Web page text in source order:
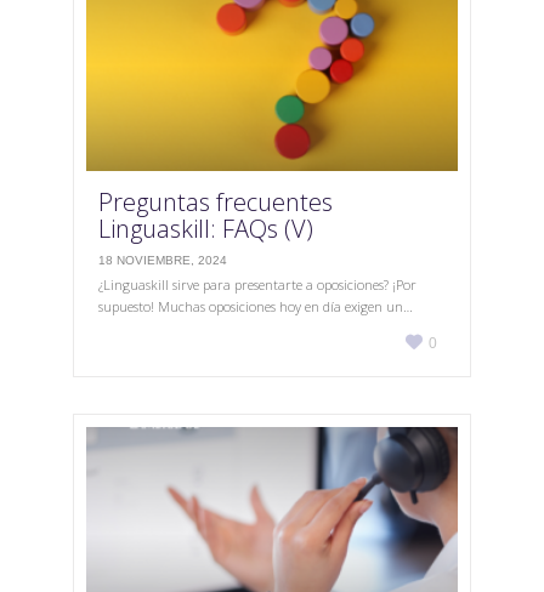
Preguntas frecuentes
Linguaskill: FAQs (V)
18 NOVIEMBRE, 2024
¿Linguaskill sirve para presentarte a oposiciones? ¡Por
supuesto! Muchas oposiciones hoy en día exigen un…
Love
0